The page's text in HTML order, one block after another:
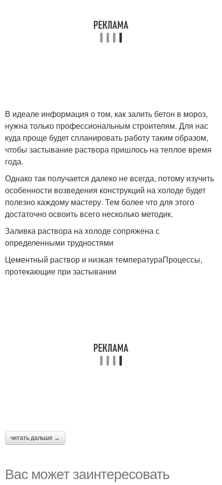
В идеале информация о том, как залить бетон в мороз,
нужна только профессиональным строителям. Для нас
куда проще будет спланировать работу таким образом,
чтобы застывание раствора пришлось на теплое время
года.
Однако так получается далеко не всегда, потому изучить
особенности возведения конструкций на холоде будет
полезно каждому мастеру. Тем более что для этого
достаточно освоить всего несколько методик.
Заливка раствора на холоде сопряжена с
определенными трудностями
Цементный раствор и низкая температураПроцессы,
протекающие при застывании
читать дальше →
Вас может заинтересовать